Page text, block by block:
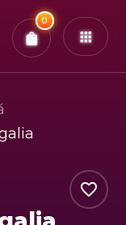
0
& Plătește